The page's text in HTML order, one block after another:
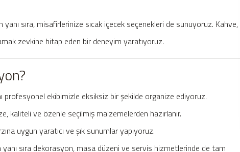
sıra, misafirlerinize sıcak içecek seçenekleri de sunuyoruz. Kahve,
zevkine hitap eden bir deneyim yaratıyoruz.
profesyonel ekibimizle eksiksiz bir şekilde organize ediyoruz.
kaliteli ve özenle seçilmiş malzemelerden hazırlanır.
uygun yaratıcı ve şık sunumlar yapıyoruz.
yanı sıra dekorasyon, masa düzeni ve servis hizmetlerinde de tam